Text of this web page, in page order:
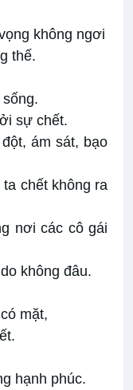
không ngơi
thế.
sự chết.
ám sát, bạo
chết không ra
nơi các cô gái
không đâu.
mặt,
hạnh phúc.